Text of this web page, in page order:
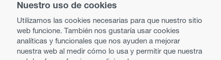
Nuestro uso de cookies
Utilizamos las cookies necesarias para que nuestro sitio
web funcione. También nos gustaría usar cookies
analíticas y funcionales que nos ayuden a mejorar
nuestra web al medir cómo lo usa y permitir que nuestra
Prensa
Prácticas comerciales y éticas
Política de igualdad
Contacte con nosotros
Búsqueda de distribuidor